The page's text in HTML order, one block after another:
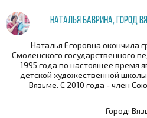
Наталья Баврина, город
Наталья Егоровна окончила
Смоленского государственного
1995 года по настоящее время
детской художественной
Вязьме. С 2010 года - член
Город: